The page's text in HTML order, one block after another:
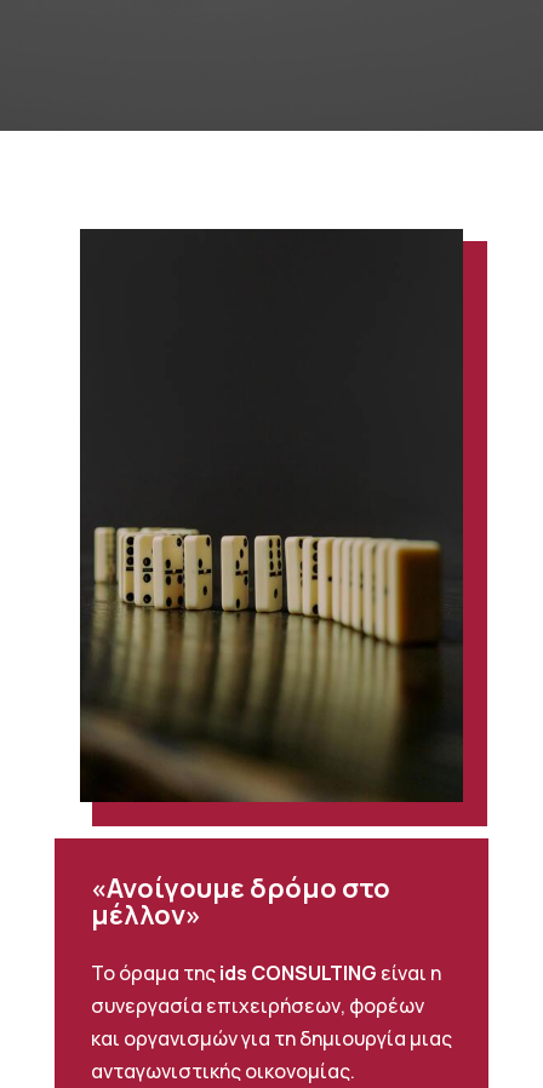
«Ανοίγουμε δρόμο στο
μέλλον»
Το όραμα τηςids CONSULTING είναι η
συνεργασία επιχειρήσεων, φορέων
και οργανισμών για τη δημιουργία μιας
ανταγωνιστικής οικονομίας.